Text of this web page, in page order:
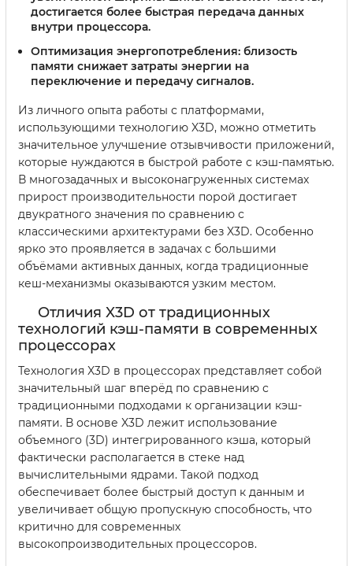
достигается более быстрая передача данных
внутри процессора.
Оптимизация энергопотребления: близость
памяти снижает затраты энергии на
переключение и передачу сигналов.
Из личного опыта работы с платформами,
использующими технологию X3D, можно отметить
значительное улучшение отзывчивости приложений,
которые нуждаются в быстрой работе с кэш-памятью.
В многозадачных и высоконагруженных системах
прирост производительности порой достигает
двукратного значения по сравнению с
классическими архитектурами без X3D. Особенно
ярко это проявляется в задачах с большими
объёмами активных данных, когда традиционные
кеш-механизмы оказываются узким местом.
Отличия X3D от традиционных
технологий кэш-памяти в современных
процессорах
Технология X3D в процессорах представляет собой
значительный шаг вперёд по сравнению с
традиционными подходами к организации кэш-
памяти. В основе X3D лежит использование
объемного (3D) интегрированного кэша, который
фактически располагается в стеке над
вычислительными ядрами. Такой подход
обеспечивает более быстрый доступ к данным и
увеличивает общую пропускную способность, что
критично для современных
высокопроизводительных процессоров.